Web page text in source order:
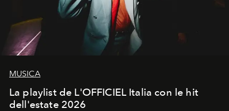
MUSICA
La playlist de L'OFFICIEL Italia con le hit
dell'estate 2026